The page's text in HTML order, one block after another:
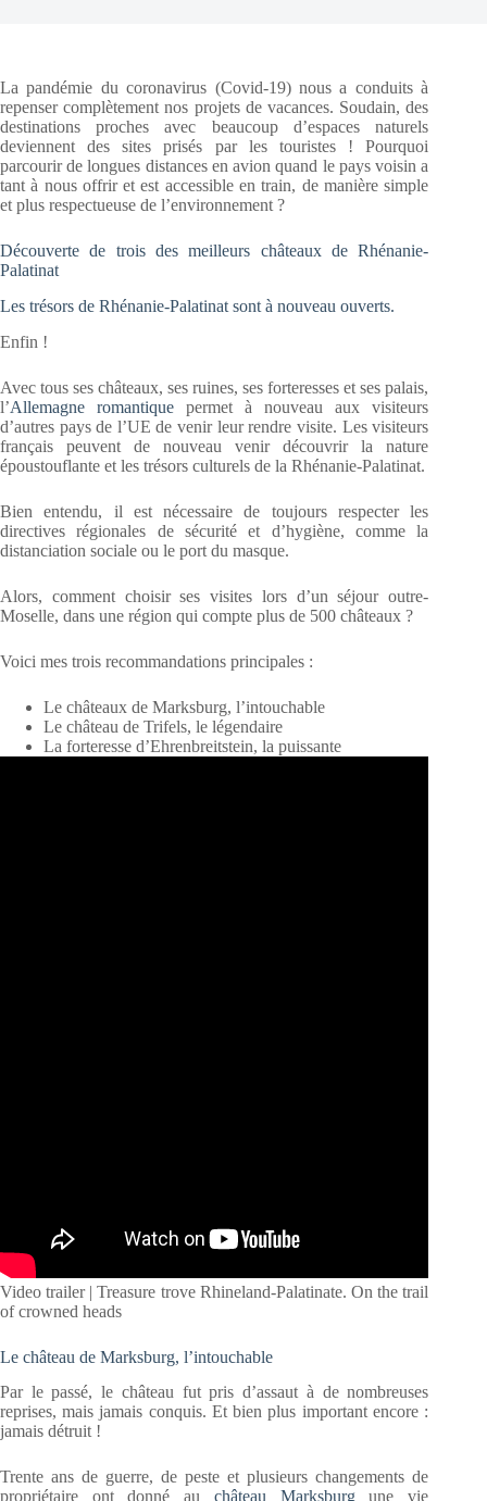
La pandémie du coronavirus (Covid-19) nous a conduits à
repenser complètement nos projets de vacances. Soudain, des
destinations proches avec beaucoup d’espaces naturels
deviennent des sites prisés par les touristes ! Pourquoi
parcourir de longues distances en avion quand le pays voisin a
tant à nous offrir et est accessible en train, de manière simple
et plus respectueuse de l’environnement ?
Découverte de trois des meilleurs châteaux de Rhénanie-
Palatinat
Les trésors de Rhénanie-Palatinat sont à nouveau ouverts.
Enfin !
Avec tous ses châteaux, ses ruines, ses forteresses et ses palais,
l’Allemagne romantique permet à nouveau aux visiteurs
d’autres pays de l’UE de venir leur rendre visite. Les visiteurs
français peuvent de nouveau venir découvrir la nature
époustouflante et les trésors culturels de la Rhénanie-Palatinat.
Bien entendu, il est nécessaire de toujours respecter les
directives régionales de sécurité et d’hygiène, comme la
distanciation sociale ou le port du masque.
Alors, comment choisir ses visites lors d’un séjour outre-
Moselle, dans une région qui compte plus de 500 châteaux ?
Voici mes trois recommandations principales :
Le châteaux de Marksburg, l’intouchable
Le château de Trifels, le légendaire
La forteresse d’Ehrenbreitstein, la puissante
Video trailer | Treasure trove Rhineland-Palatinate. On the trail
of crowned heads
Le château de Marksburg, l’intouchable
Par le passé, le château fut pris d’assaut à de nombreuses
reprises, mais jamais conquis. Et bien plus important encore :
jamais détruit !
Trente ans de guerre, de peste et plusieurs changements de
propriétaire ont donné au château Marksburgune vie